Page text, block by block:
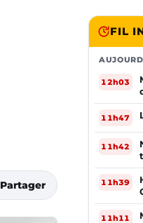
Partager
FIL
12h03
11h47
11h42
11h39
11h11